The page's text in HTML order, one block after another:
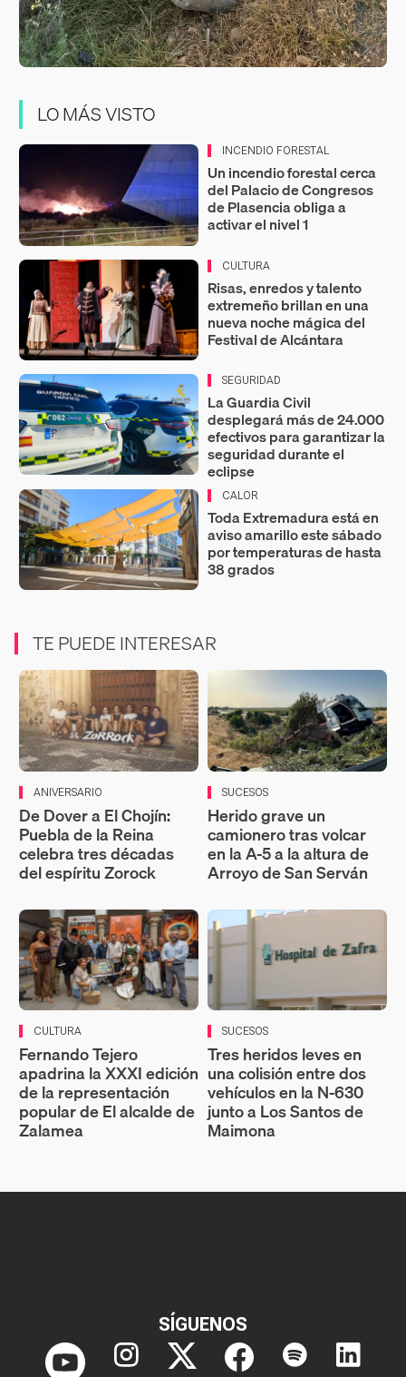
LO MÁS VISTO
INCENDIO FORESTAL
Un incendio forestal cerca
del Palacio de Congresos
de Plasencia obliga a
activar el nivel 1
CULTURA
Risas, enredos y talento
extremeño brillan en una
nueva noche mágica del
Festival de Alcántara
SEGURIDAD
La Guardia Civil
desplegará más de 24.000
efectivos para garantizar la
seguridad durante el
eclipse
CALOR
Toda Extremadura está en
aviso amarillo este sábado
por temperaturas de hasta
38 grados
TE PUEDE INTERESAR
ANIVERSARIO
De Dover a El Chojín:
Puebla de la Reina
celebra tres décadas
del espíritu Zorock
SUCESOS
Herido grave un
camionero tras volcar
en la A-5 a la altura de
Arroyo de San Serván
CULTURA
Fernando Tejero
apadrina la XXXI edición
de la representación
popular de El alcalde de
Zalamea
SUCESOS
Tres heridos leves en
una colisión entre dos
vehículos en la N-630
junto a Los Santos de
Maimona
SÍGUENOS